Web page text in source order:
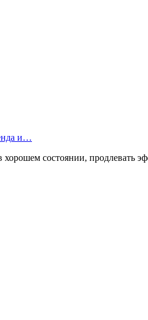
и…
состоянии, продлевать